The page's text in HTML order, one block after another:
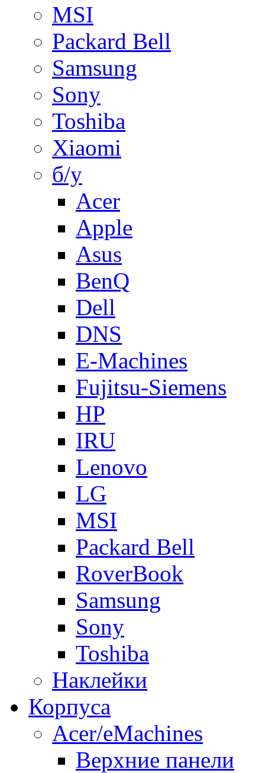
MSI
Packard Bell
Samsung
Sony
Toshiba
Xiaomi
б/у
Acer
Apple
Asus
BenQ
Dell
DNS
E-Machines
Fujitsu-Siemens
HP
IRU
Lenovo
LG
MSI
Packard Bell
RoverBook
Samsung
Sony
Toshiba
Наклейки
Корпуса
Acer/eMachines
Верхние панели